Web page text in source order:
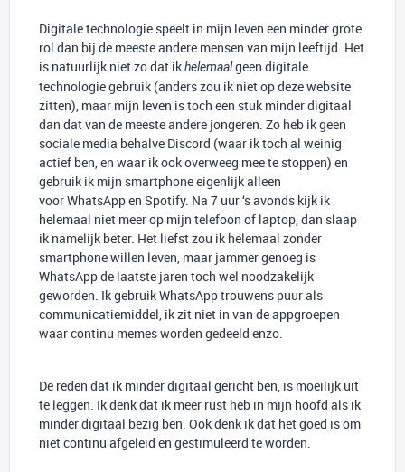
Digitale technologie speelt in mijn leven een minder grote
rol dan bij de meeste andere mensen van mijn leeftijd. Het
is natuurlijk niet zo dat ikhelemaalgeen digitale
technologie gebruik (anders zou ik niet op deze website
zitten), maar mijn leven is toch een stuk minder digitaal
dan dat van de meeste andere jongeren. Zo heb ik geen
sociale media behalve Discord (waar ik toch al weinig
actief ben, en waar ik ook overweeg mee te stoppen) en
gebruik ik mijn smartphone eigenlijk alleen
voor WhatsApp en Spotify. Na 7 uur ‘s avonds kijk ik
helemaal niet meer op mijn telefoon of laptop, dan slaap
ik namelijk beter. Het liefst zou ik helemaal zonder
smartphone willen leven, maar jammer genoeg is
WhatsApp de laatste jaren toch wel noodzakelijk
geworden. Ik gebruik WhatsApp trouwens puur als
communicatiemiddel, ik zit niet in van de appgroepen
waar continu memes worden gedeeld enzo.
De reden dat ik minder digitaal gericht ben, is moeilijk uit
te leggen. Ik denk dat ik meer rust heb in mijn hoofd als ik
minder digitaal bezig ben. Ook denk ik dat het goed is om
niet continu afgeleid en gestimuleerd te worden.